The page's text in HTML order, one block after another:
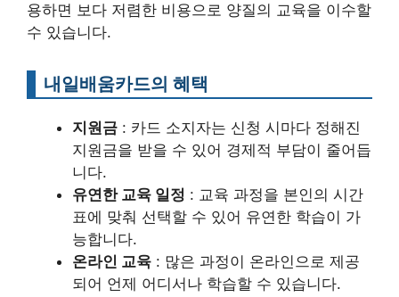
용하면 보다 저렴한 비용으로 양질의 교육을 이수할
수 있습니다.
내일배움카드의 혜택
지원금 : 카드 소지자는 신청 시마다 정해진
지원금을 받을 수 있어 경제적 부담이 줄어듭
니다.
유연한 교육 일정 : 교육 과정을 본인의 시간
표에 맞춰 선택할 수 있어 유연한 학습이 가
능합니다.
온라인 교육 : 많은 과정이 온라인으로 제공
되어 언제 어디서나 학습할 수 있습니다.